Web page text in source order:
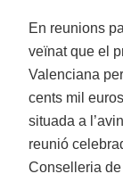
En reunions
veïnat que el
Valenciana
cents mil
situada a
reunió
Conselleria